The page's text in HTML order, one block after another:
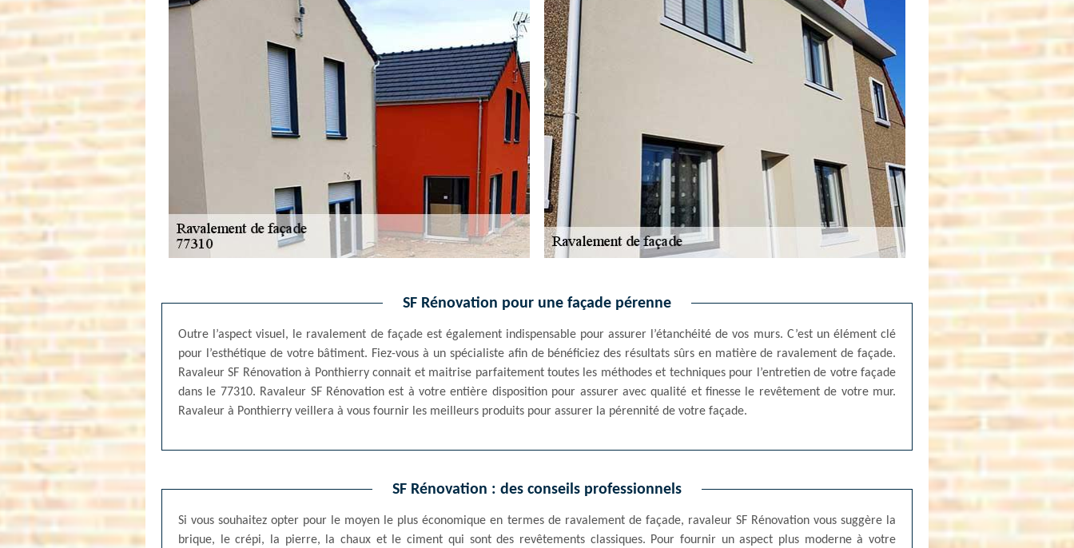
SF Rénovation pour une façade pérenne
Outre l’aspect visuel, le ravalement de façade est également indispensable pour assurer l’étanchéité de vos murs. C’est un élément clé
pour l’esthétique de votre bâtiment. Fiez-vous à un spécialiste afin de bénéficiez des résultats sûrs en matière de ravalement de façade.
Ravaleur SF Rénovation à Ponthierry connait et maitrise parfaitement toutes les méthodes et techniques pour l’entretien de votre façade
dans le 77310. Ravaleur SF Rénovation est à votre entière disposition pour assurer avec qualité et finesse le revêtement de votre mur.
Ravaleur à Ponthierry veillera à vous fournir les meilleurs produits pour assurer la pérennité de votre façade.
SF Rénovation : des conseils professionnels
Si vous souhaitez opter pour le moyen le plus économique en termes de ravalement de façade, ravaleur SF Rénovation vous suggère la
brique, le crépi, la pierre, la chaux et le ciment qui sont des revêtements classiques. Pour fournir un aspect plus moderne à votre